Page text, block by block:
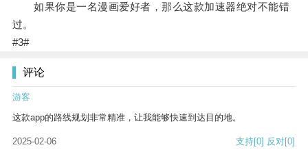
如果你是一名漫画爱好者，那么这款加速器绝对不能错
过。
#3#
评论
游客
这款app的路线规划非常精准，让我能够快速到达目的地。
2025-02-06 支持[0] 反对[0]